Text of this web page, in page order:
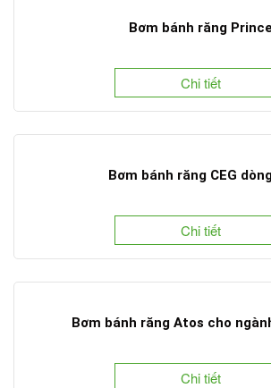
Bơm bánh răng Prince
Chi tiết
Bơm bánh răng CEG
Chi tiết
Bơm bánh răng Atos cho
Chi tiết